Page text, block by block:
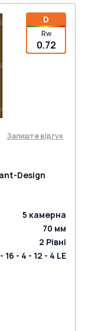
D
Rw
0.72
Залиште відгук
Design
5 камерна
70 мм
2 Рівні
16 - 4 - 12 - 4 LE